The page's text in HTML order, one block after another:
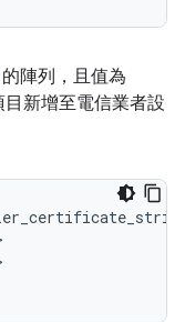
的陣列，且值為
目新增至電信業者設